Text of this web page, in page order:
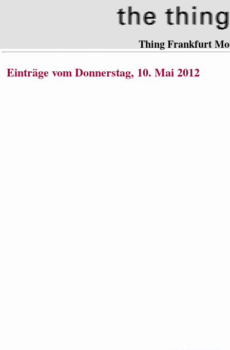
Thing Frankfurt
Einträge vom Donnerstag, 10. Mai 2012